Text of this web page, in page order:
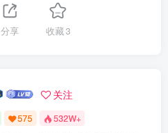
分享 收藏3
关注
575 532W+